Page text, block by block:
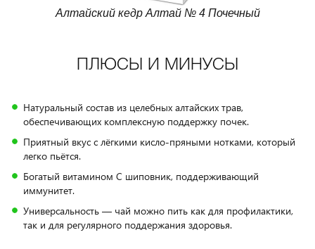
Алтайский кедр Алтай № 4 Почечный
ПЛЮСЫ И МИНУСЫ
Натуральный состав из целебных алтайских трав,
обеспечивающих комплексную поддержку почек.
Приятный вкус с лёгкими кисло-пряными нотками, который
легко пьётся.
Богатый витамином C шиповник, поддерживающий
иммунитет.
Универсальность — чай можно пить как для профилактики,
так и для регулярного поддержания здоровья.